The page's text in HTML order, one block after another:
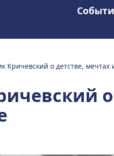
Кричевский о детстве,